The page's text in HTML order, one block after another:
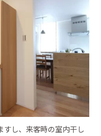
すし、来客時の室内干し